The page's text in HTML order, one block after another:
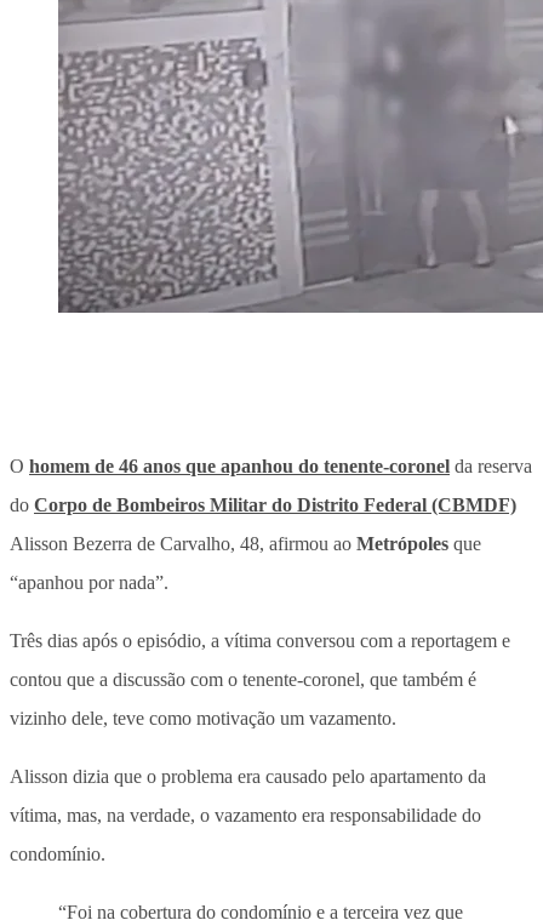
O homem de 46 anos que apanhou do tenente-coronel da reserva
do Corpo de Bombeiros Militar do Distrito Federal (CBMDF)
Alisson Bezerra de Carvalho, 48, afirmou ao Metrópoles que
“apanhou por nada”.
Três dias após o episódio, a vítima conversou com a reportagem e
contou que a discussão com o tenente-coronel, que também é
vizinho dele, teve como motivação um vazamento.
Alisson dizia que o problema era causado pelo apartamento da
vítima, mas, na verdade, o vazamento era responsabilidade do
condomínio.
“Foi na cobertura do condomínio e a terceira vez que